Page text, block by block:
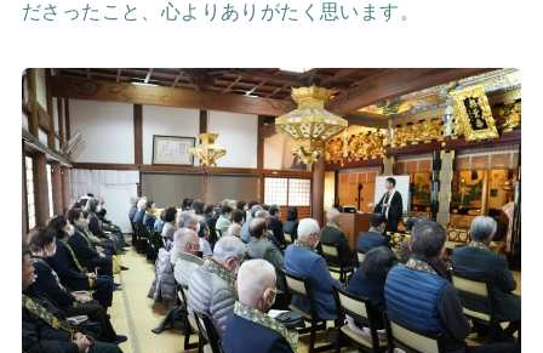
ださったこと、心よりありがたく思います。